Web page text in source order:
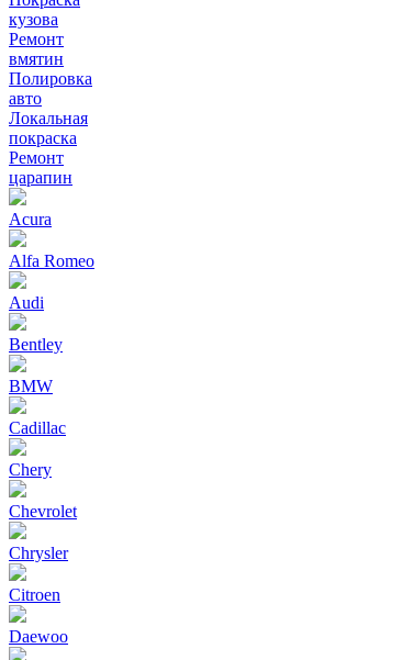
кузова
Ремонт
вмятин
Полировка
авто
Локальная
покраска
Ремонт
царапин
Acura
Alfa Romeo
Audi
Bentley
BMW
Cadillac
Chery
Chevrolet
Chrysler
Citroen
Daewoo